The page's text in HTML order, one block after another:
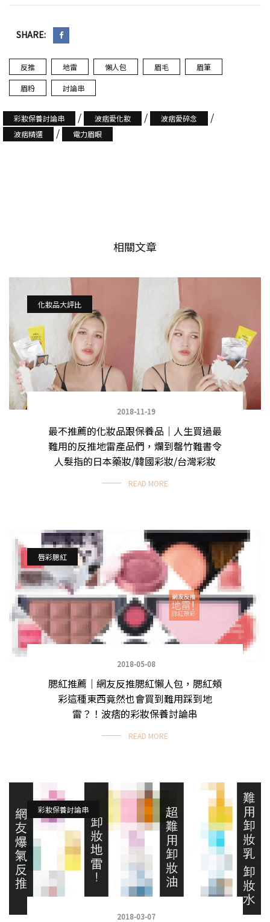
SHARE:
反推 地雷 懶人包 眉毛 眉筆
眉粉 討論串
彩妝保養討論串 / 波痞愛化妝 / 波痞愛碎念 /
波痞精選 / 電力眉眼
相關文章
化妝品大評比
2018-11-19
最不推薦的化妝品跟保養品｜人生買過最
難用的反推地雷產品們，爛到罄竹難書令
人髮指的日本藥妝/韓國彩妝/台灣彩妝
READ MORE
唇彩腮紅
2018-05-08
腮紅推薦｜網友反推腮紅懶人包，腮紅頰
彩這種東西竟然也會買到難用踩到地
雷？！波痞的彩妝保養討論串
READ MORE
彩妝保養討論串
2018-03-07